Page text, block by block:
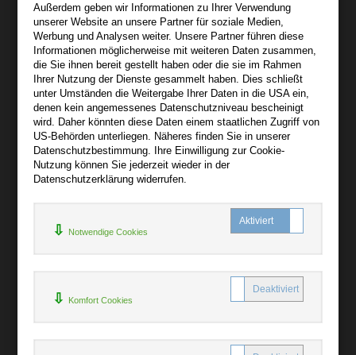
Wir sind gerne für Sie persönlich da.
Über audiooo.net
AGB
Impressum
Widerruf
Datenschutz
Bibliotheksrabatt
MARC21-Datenimport
Außerdem geben wir Informationen zu Ihrer Verwendung
unserer Website an unsere Partner für soziale Medien,
Werbung und Analysen weiter. Unsere Partner führen diese
Informationen möglicherweise mit weiteren Daten zusammen,
die Sie ihnen bereit gestellt haben oder die sie im Rahmen
Ihrer Nutzung der Dienste gesammelt haben. Dies schließt
unter Umständen die Weitergabe Ihrer Daten in die USA ein,
denen kein angemessenes Datenschutzniveau bescheinigt
wird. Daher könnten diese Daten einem staatlichen Zugriff von
US-Behörden unterliegen. Näheres finden Sie in unserer
Datenschutzbestimmung. Ihre Einwilligung zur Cookie-
Nutzung können Sie jederzeit wieder in der
Datenschutzerklärung widerrufen.
Notwendige Cookies
Komfort Cookies